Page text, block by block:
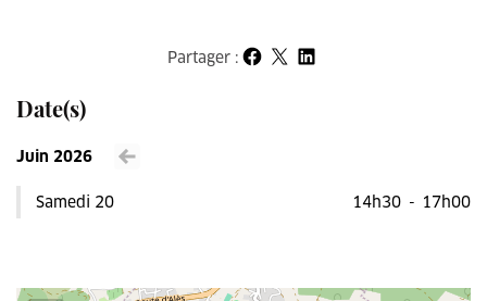
Date(s)
Voir le mois précédent
Juin 2026
Samedi 20 14h30 - 17h00
Partager :Partager sur Facebook
Partager sur X
Partager sur LinkedIn